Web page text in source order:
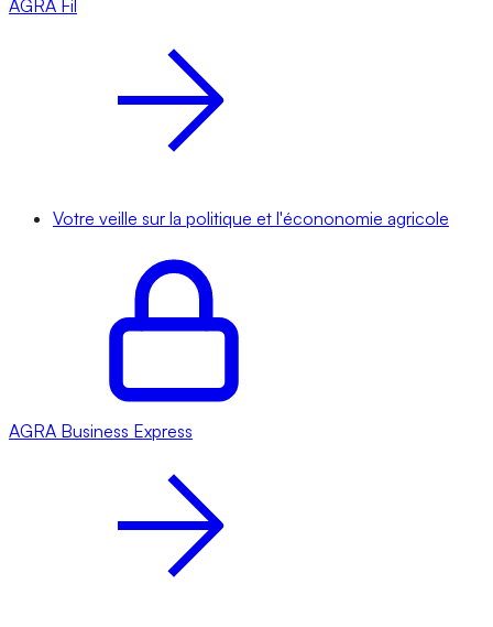
AGRA Fil
Votre veille sur la politique et l'écononomie agricole
AGRA Business Express